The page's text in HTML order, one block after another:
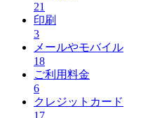
21
印刷
3
メールやモバイル
18
ご利用料金
6
クレジットカード